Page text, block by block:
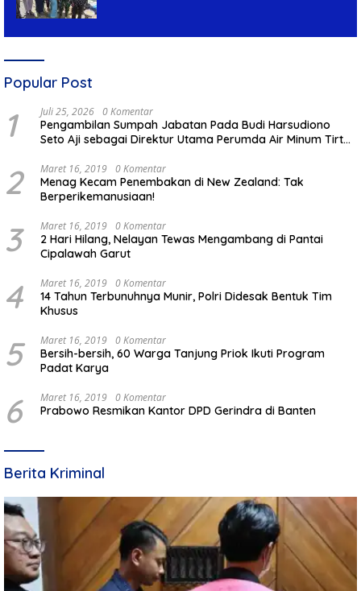
Popular Post
1 Juli 25, 2026 0 Komentar
Pengambilan Sumpah Jabatan Pada Budi Harsudiono
Seto Aji sebagai Direktur Utama Perumda Air Minum Tirta
2 Maret 16, 2019 0 Komentar
Menag Kecam Penembakan di New Zealand: Tak
Berperikemanusiaan!
3 Maret 16, 2019 0 Komentar
2 Hari Hilang, Nelayan Tewas Mengambang di Pantai
Cipalawah Garut
4 Maret 16, 2019 0 Komentar
14 Tahun Terbunuhnya Munir, Polri Didesak Bentuk Tim
Khusus
5 Maret 16, 2019 0 Komentar
Bersih-bersih, 60 Warga Tanjung Priok Ikuti Program
Padat Karya
6 Maret 16, 2019 0 Komentar
Prabowo Resmikan Kantor DPD Gerindra di Banten
Berita Kriminal